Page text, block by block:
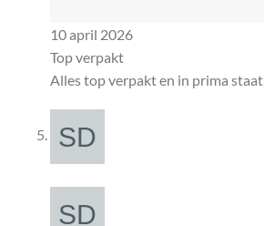
10 april 2026
Top verpakt
Alles top verpakt en in prima staat.